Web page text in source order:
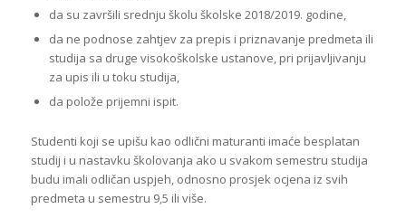
da su završili srednju školu školske 2018/2019. godine,
da ne podnose zahtjev za prepis i priznavanje predmeta ili
studija sa druge visokoškolske ustanove, pri prijavljivanju
za upis ili u toku studija,
da polože prijemni ispit.
Studenti koji se upišu kao odlični maturanti imaće besplatan
studij i u nastavku školovanja ako u svakom semestru studija
budu imali odličan uspjeh, odnosno prosjek ocjena iz svih
predmeta u semestru 9,5 ili više.